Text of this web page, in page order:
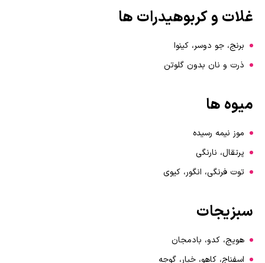
غلات و کربوهیدرات ها
برنج، جو دوسر، کینوا
ذرت و نان بدون گلوتن
میوه ها
موز نیمه رسیده
پرتقال، نارنگی
توت فرنگی، انگور، کیوی
سبزیجات
هویج، کدو، بادمجان
اسفناج، کاهو، خیار، گوجه